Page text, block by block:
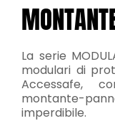
La serie
modulari di
Accessafe,
montante-
imperdibile.